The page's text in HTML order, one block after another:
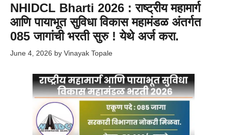
NHIDCL Bharti 2026 : राष्ट्रीय महामार्ग
आणि पायाभूत सुविधा विकास महामंडळ अंतर्गत
085 जागांची भरती सुरु ! येथे अर्ज करा.
June 4, 2026 by Vinayak Topale